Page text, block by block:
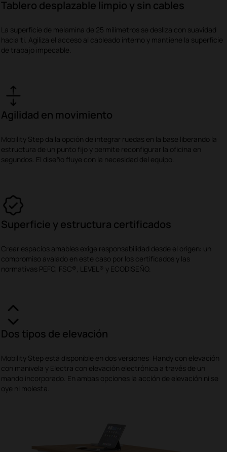
Tablero desplazable limpio y sin cables
La superficie de melamina de 25 milímetros se desliza con suavidad
hacia ti. Agiliza el acceso al cableado interno y mantiene la superficie
de trabajo impecable.
Agilidad en movimiento
Mobility Step da la opción de integrar ruedas en la base liberando la
estructura de un punto fijo y permite reconfigurar la oficina en
segundos. El diseño fluye con la necesidad del equipo.
Superficie y estructura certificados
Crear espacios amables exige responsabilidad desde el origen: un
compromiso avalado en este caso por los certificados y las
normativas PEFC, FSC®, LEVEL® y ECODISEÑO.
Dos tipos de elevación
Mobility Step está disponible en dos versiones: Handy con elevación
con manivela y Electra con elevación electrónica a través de un
mando incorporado. En ambas opciones la acción de elevación ni se
oye ni molesta.